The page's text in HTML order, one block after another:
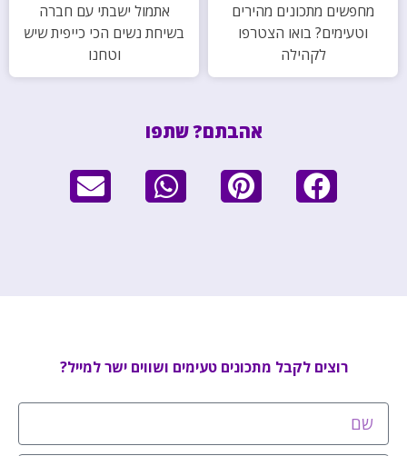
מחפשים מתכונים מהירים
וטעימים? בואו הצטרפו
לקהילה
אתמול ישבתי עם חברה
בשיחת נשים הכי כייפית שיש
וטחנו
אהבתם? שתפו
רוצים לקבל מתכונים טעימים ושווים ישר למייל?